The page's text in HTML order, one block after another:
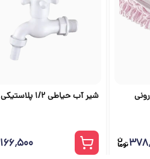
شیر آب حیاطی 1/2 پلاستیکی
۱۶۶٬۵۰۰